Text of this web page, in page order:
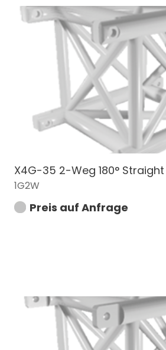
X4G-35 2-Weg 180°
1G2W
Preis auf Anfrage